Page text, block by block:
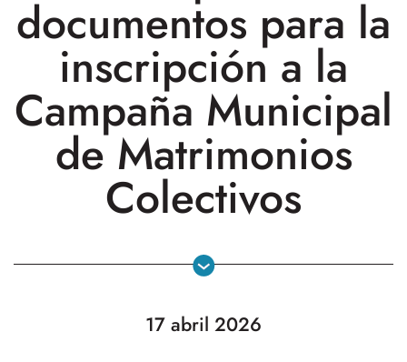
documentos para la
inscripción a la
Campaña Municipal
de Matrimonios
Colectivos
17 abril 2026